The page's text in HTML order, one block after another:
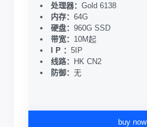
处理器： Gold 6138
内存： 64G
硬盘： 960G SSD
带宽： 10M起
I P ： 5IP
线路：
HK CN2
防御： 无
buy now